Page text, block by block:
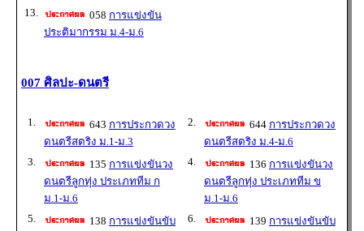
13. 058 การแข่งขัน
ประติมากรรม ม.4-ม.6
007 ศิลปะ-ดนตรี
1. 643 การประกวดวง
ดนตรีสตริง ม.1-ม.3
2. 644 การประกวดวง
ดนตรีสตริง ม.4-ม.6
3.
135 การแข่งขันวง
ดนตรีลูกทุ่ง ประเภททีม ก
ม.1-ม.6
4. 136 การแข่งขันวง
ดนตรีลูกทุ่ง ประเภททีม ข
ม.1-ม.6
5.
138 การแข่งขันขับ
6. 139 การแข่งขันขับ